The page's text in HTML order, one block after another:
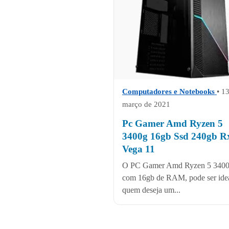
Computadores e Notebooks •
março de 2021
Pc Gamer Amd Ryzen 5
3400g 16gb Ssd 240gb
Vega 11
O PC Gamer Amd Ryzen 5
com 16gb de RAM, pode ser
quem deseja um...